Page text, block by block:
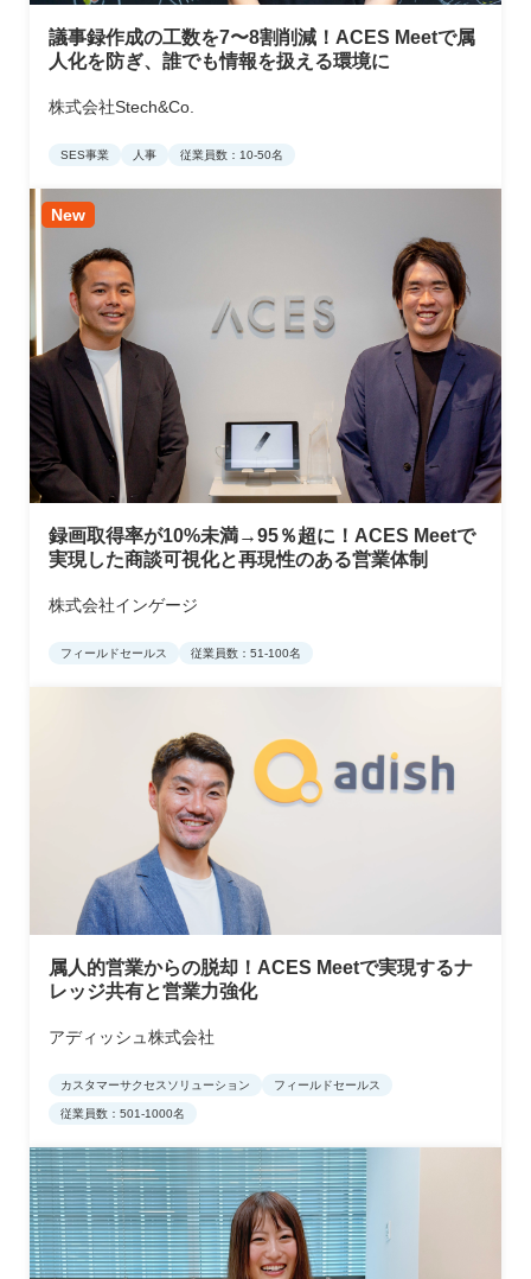
議事録作成の工数を7〜8割削減！ACES Meetで属
人化を防ぎ、誰でも情報を扱える環境に
株式会社Stech&Co.
SES事業 人事 従業員数：10-50名
New
録画取得率が10%未満→95％超に！ACES Meetで
実現した商談可視化と再現性のある営業体制
株式会社インゲージ
フィールドセールス 従業員数：51-100名
属人的営業からの脱却！ACES Meetで実現するナ
レッジ共有と営業力強化
アディッシュ株式会社
カスタマーサクセスソリューション フィールドセールス
従業員数：501-1000名